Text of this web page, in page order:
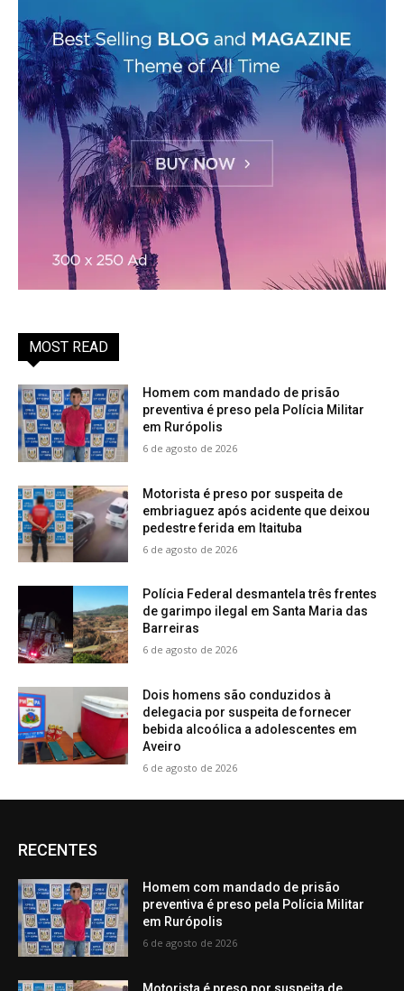
MOST READ
Homem com mandado de prisão
preventiva é preso pela Polícia Militar
em Rurópolis
6 de agosto de 2026
Motorista é preso por suspeita de
embriaguez após acidente que deixou
pedestre ferida em Itaituba
6 de agosto de 2026
Polícia Federal desmantela três frentes
de garimpo ilegal em Santa Maria das
Barreiras
6 de agosto de 2026
Dois homens são conduzidos à
delegacia por suspeita de fornecer
bebida alcoólica a adolescentes em
Aveiro
6 de agosto de 2026
RECENTES
Homem com mandado de prisão
preventiva é preso pela Polícia Militar
em Rurópolis
6 de agosto de 2026
Motorista é preso por suspeita de